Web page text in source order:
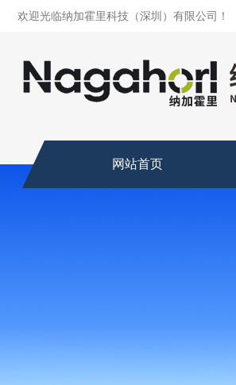
欢迎光临纳加霍里科技（深圳）有限公司！
网站首页